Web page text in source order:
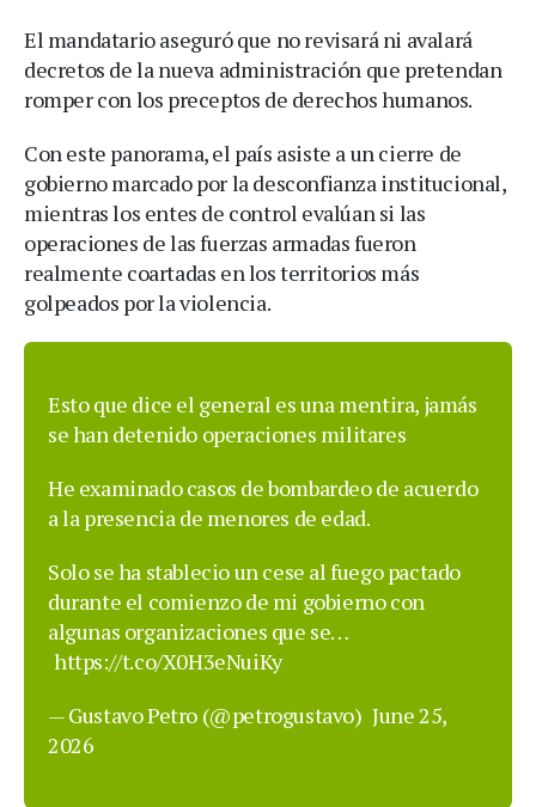
El mandatario aseguró que no revisará ni avalará
decretos de la nueva administración que pretendan
romper con los preceptos de derechos humanos.
Con este panorama, el país asiste a un cierre de
gobierno marcado por la desconfianza institucional,
mientras los entes de control evalúan si las
operaciones de las fuerzas armadas fueron
realmente coartadas en los territorios más
golpeados por la violencia.
Esto que dice el general es una mentira, jamás
se han detenido operaciones militares
He examinado casos de bombardeo de acuerdo
a la presencia de menores de edad.
Solo se ha stablecio un cese al fuego pactado
durante el comienzo de mi gobierno con
algunas organizaciones que se…
https://t.co/X0H3eNuiKy
— Gustavo Petro (@petrogustavo) June 25,
2026